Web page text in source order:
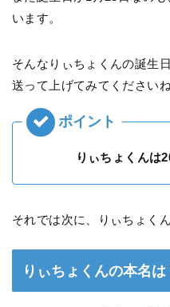
います。
そんなりぃちょくんの誕生
送って上げてみてください
りぃちょくんは
それでは次に、りぃちょく
りぃちょくんの本名は